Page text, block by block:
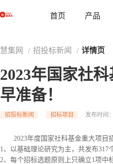
首页 产品
慧集网 / 招投标新闻 / 详情页
2023年国家社
早准备！
招投标新闻 招标项目 发布时间
2023年度国家社科基金重大项
1、以基础理论研究为主，共发布
2、每个招标选题原则上只确立1项中